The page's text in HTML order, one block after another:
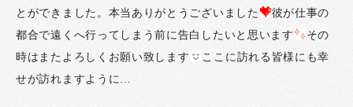
とができました。本当ありがとうございました
彼が仕事の
都合で遠くへ行ってしまう前に告白したいと思います
その
時はまたよろしくお願い致します
ここに訪れる皆様にも幸
せが訪れますように…